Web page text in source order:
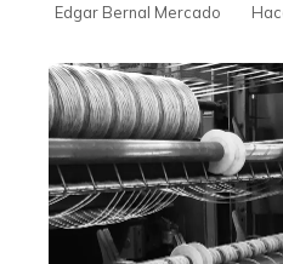
Edgar Bernal Mercado